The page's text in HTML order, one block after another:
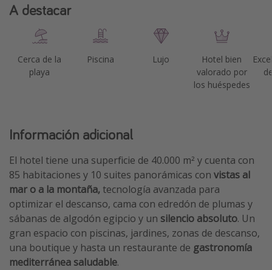
A destacar
Cerca de la
playa
Piscina Lujo
Hotel bien
valorado por
los huéspedes
Información adicional
El hotel tiene una superficie de 40.000 m² y cuenta con
85 habitaciones y 10 suites panorámicas con vistas al
mar o a la montaña, tecnología avanzada para
optimizar el descanso, cama con edredón de plumas y
sábanas de algodón egipcio y un silencio absoluto. Un
gran espacio con piscinas, jardines, zonas de descanso,
una boutique y hasta un restaurante de gastronomía
mediterránea saludable.